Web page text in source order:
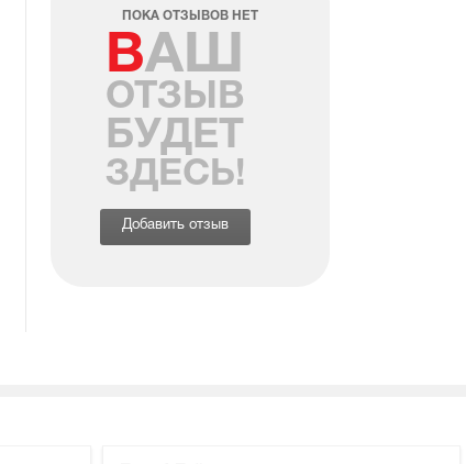
ПОКА ОТЗЫВОВ НЕТ
ВАШ
ОТЗЫВ
БУДЕТ
ЗДЕСЬ!
Добавить отзыв